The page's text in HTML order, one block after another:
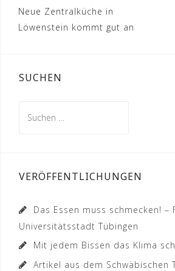
Beitragsnavigation
Neue Zentralküche in
Löwenstein kommt gut an
SUCHEN
nach:
VERÖFFENTLICHUNGEN
Das Essen muss schmecken! –
Universitätsstadt Tübingen
Mit jedem Bissen das Klima
Artikel aus dem Schwäbischen